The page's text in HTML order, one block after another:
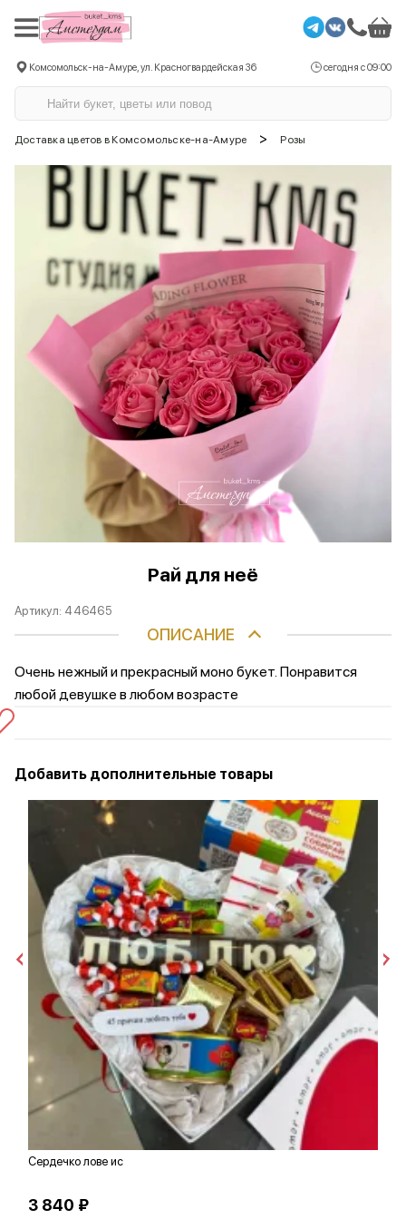
Комсомольск-на-Амуре, ул. Красногвардейская 36 сегодня с 09:00
Доставка цветов в Комсомольске-на-Амуре > Розы
Рай для неё
Артикул: 446465
ОПИСАНИЕ
Очень нежный и прекрасный моно букет. Понравится
любой девушке в любом возрасте
Добавить дополнительные товары
Сердечко лове ис
3 840 ₽